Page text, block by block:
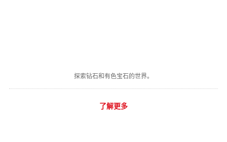
探索钻石和有色宝石的世界。
了解更多